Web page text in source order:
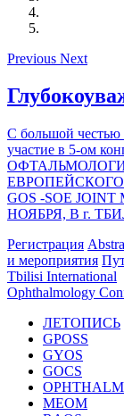
Previous Next
С большой честью
участие в 5-ом
GOS -SOE JOINT
НОЯБРЯ, В г.
Регистрация
и мероприятия
Tbilisi International
Ophthalmology
ЛЕТОПИСЬ
GPOSS
GYOS
GOCS
MEOM